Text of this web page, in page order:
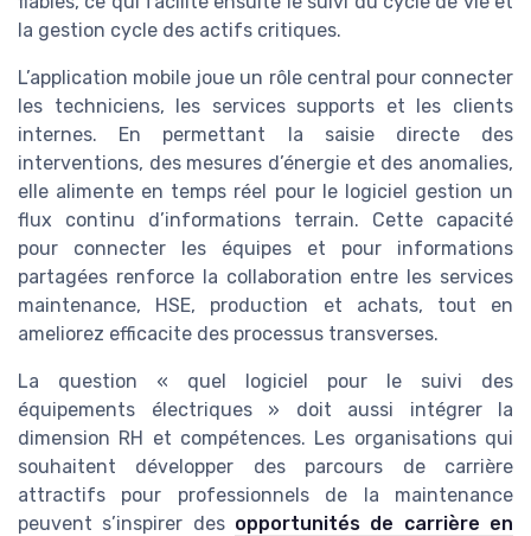
la gestion cycle des actifs critiques.
L’application mobile joue un rôle central pour connecter
les techniciens, les services supports et les clients
internes. En permettant la saisie directe des
interventions, des mesures d’énergie et des anomalies,
elle alimente en temps réel pour le logiciel gestion un
flux continu d’informations terrain. Cette capacité
pour connecter les équipes et pour informations
partagées renforce la collaboration entre les services
maintenance, HSE, production et achats, tout en
ameliorez efficacite des processus transverses.
La question « quel logiciel pour le suivi des
équipements électriques » doit aussi intégrer la
dimension RH et compétences. Les organisations qui
souhaitent développer des parcours de carrière
attractifs pour professionnels de la maintenance
peuvent s’inspirer des opportunités de carrière en